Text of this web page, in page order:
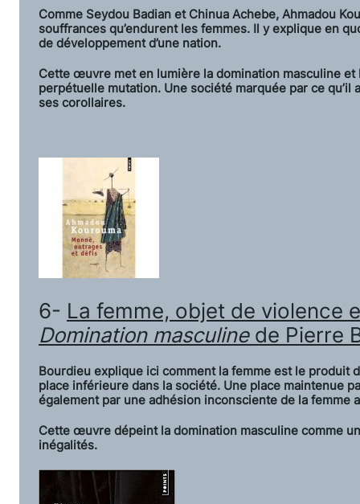
Comme Seydou Badian et Chinua Achebe, Ahmadou
souffrances qu’endurent les femmes. Il y explique en
de développement d’une nation.
Cette œuvre met en lumière la domination masculine
perpétuelle mutation. Une société marquée par ce qu’il
ses corollaires.
6- La femme, objet de violence
Domination masculine de Pierre
Bourdieu explique ici comment la femme est le produit
place inférieure dans la société. Une place maintenue
également par une adhésion inconsciente de la
Cette œuvre dépeint la domination masculine comme
inégalités.